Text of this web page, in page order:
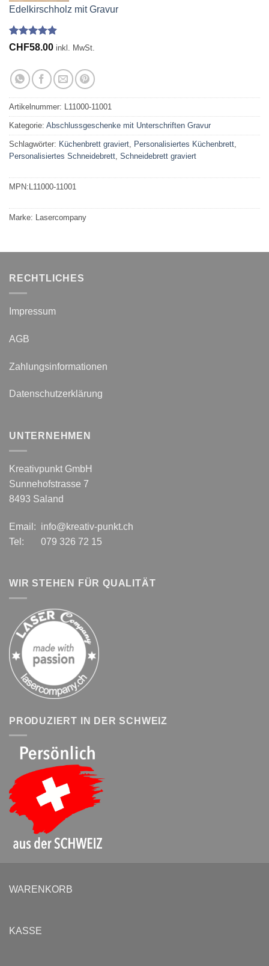
Edelkirschholz mit Gravur
Bewertet
basierend
auf
29
CHF58.00 inkl. MwSt.
Artikelnummer: L11000-11001
Kategorie: Abschlussgeschenke mit Unterschriften Gravur
Schlagwörter: Küchenbrett graviert Personalisiertes Küchenbrett
Personalisiertes Schneidebrett Schneidebrett graviert
MPN:L11000-11001
Marke: Lasercompany
RECHTLICHES
Impressum
AGB
Zahlungsinformationen
Datenschutzerklärung
UNTERNEHMEN
Kreativpunkt GmbH
Sunnehofstrasse 7
8493 Saland
Email: info@kreativ-punkt.ch
Tel: 079 326 72 15
WIR STEHEN FÜR QUALITÄT
PRODUZIERT IN DER SCHWEIZ
WARENKORB
KASSE